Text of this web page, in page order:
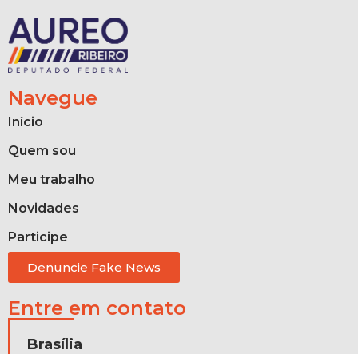
Navegue
Início
Quem sou
Meu trabalho
Novidades
Participe
Denuncie Fake News
Entre em contato
Brasília